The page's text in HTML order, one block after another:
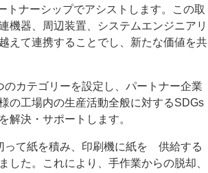
トナーシップでアシストします。この取
機器、周辺装置、システムエンジニアリ
えて連携することでし、新たな価値を共
カテゴリーを設定し、パートナー企業
の工場内の生産活動全般に対するSDGs
解決・サポートします。
って紙を積み、印刷機に紙を 供給する
た。これにより、手作業からの脱却、